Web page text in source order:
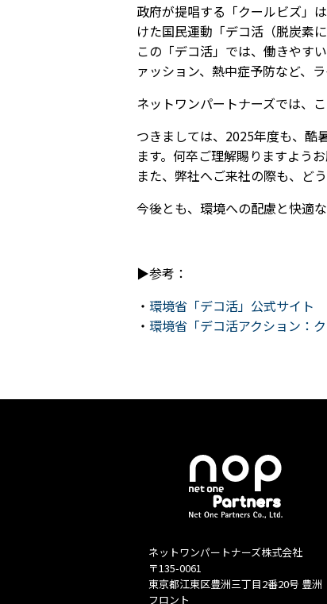
政府が提唱する「クールビズ」
けた国民運動「デコ活（脱炭素
この「デコ活」では、働きやす
ァッション、熱中症予防など、
ネットワンパートナーズでは、
つきましては、2025年度も、酷
ます。何卒ご理解賜りますようお
また、弊社へご来社の際も、ど
今後とも、環境への配慮と快適
▶参考：
・ 環境省「デコ活」公式サイト
・ 環境省「デコ活アクション：
ネットワンパートナーズ株式会社
〒135-0061
東京都江東区豊洲三丁目2番20号 豊洲
フロント